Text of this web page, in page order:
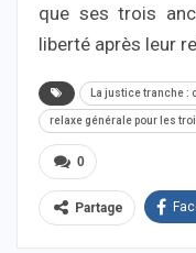
que ses trois
liberté après leur
La justice tranche :
relaxe générale pour les
0
Partage